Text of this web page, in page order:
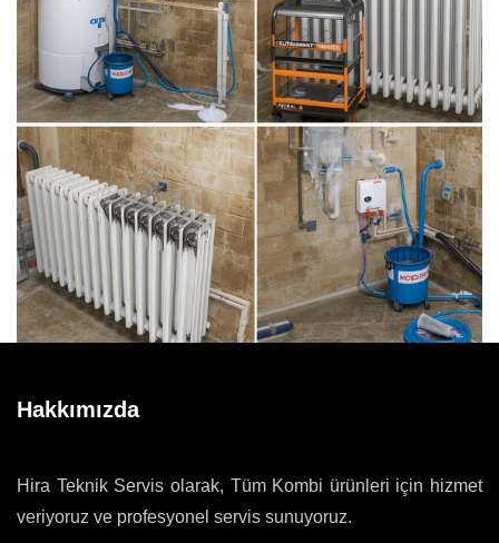
Hakkımızda
Hira Teknik Servis olarak, Tüm Kombi ürünleri için hizmet
veriyoruz ve profesyonel servis sunuyoruz.